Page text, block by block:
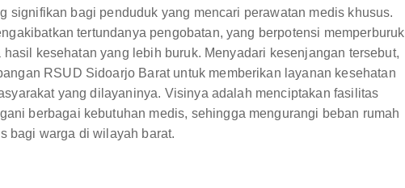
signifikan bagi penduduk yang mencari perawatan medis khusus.
tertundanya pengobatan, yang berpotensi memperburuk
kesehatan yang lebih buruk. Menyadari kesenjangan tersebut,
RSUD Sidoarjo Barat untuk memberikan layanan kesehatan
yang dilayaninya. Visinya adalah menciptakan fasilitas
berbagai kebutuhan medis, sehingga mengurangi beban rumah
bagi warga di wilayah barat.